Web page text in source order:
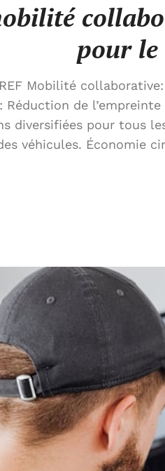
pour
Mobilité
Réduction de
diversifiées pour tous
véhicules. Économie